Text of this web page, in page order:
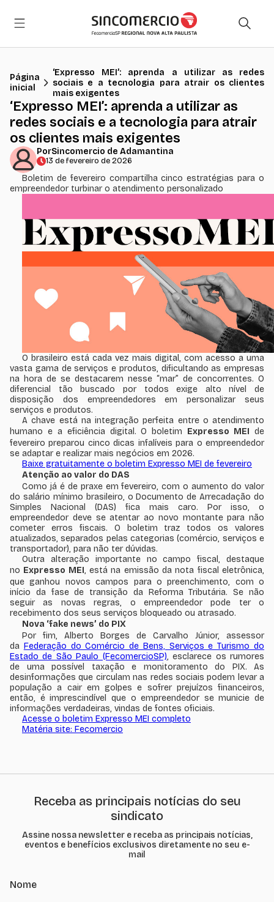
Página
inicial
‘Expresso MEI’: aprenda a utilizar as redes
sociais e a tecnologia para atrair os clientes
mais exigentes
‘Expresso MEI’: aprenda a utilizar as
redes sociais e a tecnologia para atrair
os clientes mais exigentes
PorSincomercio de Adamantina
13 de fevereiro de 2026
Boletim de fevereiro compartilha cinco estratégias para o
empreendedor turbinar o atendimento personalizado
O brasileiro está cada vez mais digital, com acesso a uma
vasta gama de serviços e produtos, dificultando as empresas
na hora de se destacarem nesse “mar” de concorrentes. O
diferencial tão buscado por todos exige alto nível de
disposição dos empreendedores em personalizar seus
serviços e produtos.
A chave está na integração perfeita entre o atendimento
humano e a eficiência digital. O boletim Expresso MEI de
fevereiro preparou cinco dicas infalíveis para o empreendedor
se adaptar e realizar mais negócios em 2026.
Baixe gratuitamente o boletim Expresso MEI de fevereiro
Atenção ao valor do DAS
Como já é de praxe em fevereiro, com o aumento do valor
do salário mínimo brasileiro, o Documento de Arrecadação do
Simples Nacional (DAS) fica mais caro. Por isso, o
empreendedor deve se atentar ao novo montante para não
cometer erros fiscais. O boletim traz todos os valores
atualizados, separados pelas categorias (comércio, serviços e
transportador), para não ter dúvidas.
Outra alteração importante no campo fiscal, destaque
no Expresso MEI, está na emissão da nota fiscal eletrônica,
que ganhou novos campos para o preenchimento, com o
início da fase de transição da Reforma Tributária. Se não
seguir as novas regras, o empreendedor pode ter o
recebimento dos seus serviços bloqueado ou atrasado.
Nova ‘fake news’ do PIX
Por fim, Alberto Borges de Carvalho Júnior, assessor
da Federação do Comércio de Bens, Serviços e Turismo do
Estado de São Paulo (FecomercioSP), esclarece os rumores
de uma possível taxação e monitoramento do PIX. As
desinformações que circulam nas redes sociais podem levar a
população a cair em golpes e sofrer prejuízos financeiros,
então, é imprescindível que o empreendedor se municie de
informações verdadeiras, vindas de fontes oficiais.
Acesse o boletim Expresso MEI completo
Matéria site: Fecomercio
Receba as principais notícias do seu
sindicato
Assine nossa newsletter e receba as principais notícias,
eventos e benefícios exclusivos diretamente no seu e-
mail
Nome